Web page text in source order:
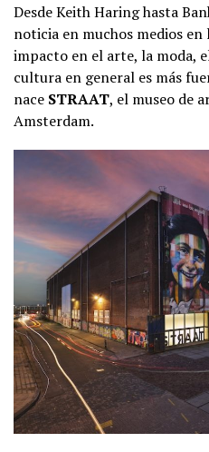
Desde Keith Haring hasta
noticia en muchos medios
impacto en el arte, la moda,
cultura en general es más
nace STRAAT, el museo de
Amsterdam.